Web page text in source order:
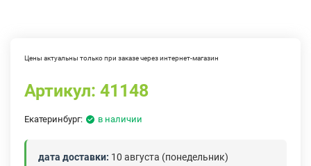
Цены актуальны только при заказе через интернет-магазин
Артикул: 41148
Екатеринбург: в наличии
дата доставки: 10 августа (понедельник)